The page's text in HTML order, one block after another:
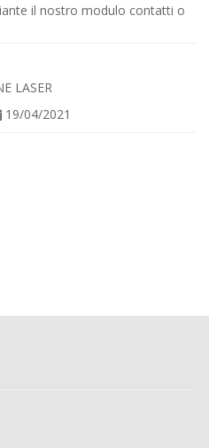
il nostro modulo contatti o
LASER
19/04/2021